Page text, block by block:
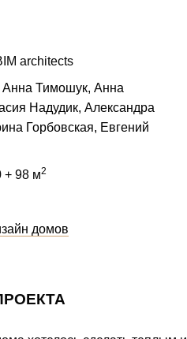
architects
Анна Тимошук Анна
Надудик Александра
Горбовская
Евгений
+ 98 м2
домов